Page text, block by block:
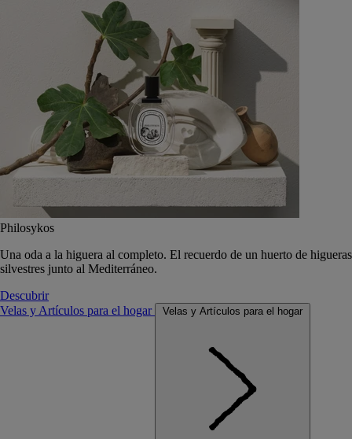
Philosykos
Una oda a la higuera al completo. El recuerdo de un huerto de higueras
silvestres junto al Mediterráneo.
Descubrir
Velas y Artículos para el hogar
Velas y Artículos para el hogar